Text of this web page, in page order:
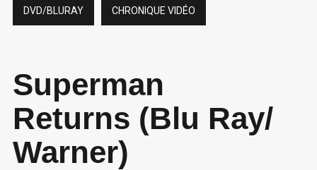
DVD/BLURAY CHRONIQUE VIDÉO
Superman
Returns (Blu Ray/
Warner)